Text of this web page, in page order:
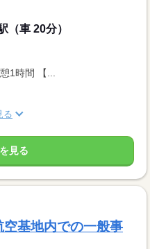
（車 20分）
1時間 【...
る
見る
基地内での一般事